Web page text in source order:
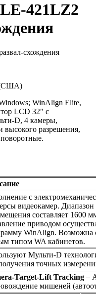
421LZ2
схождения
(США)
WinAlign Elite,
LCD 32" с
D, 4 камеры,
высокого разрешения,
с
видеокамер. Диапазон
составляет 1600
приводом
WinAlign. Возможна
типом WA кабинетов.
Мульти-D
точных
Target-Lift Tracking –
мишеней